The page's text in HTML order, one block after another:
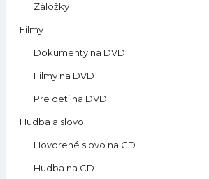
Záložky
Filmy
Dokumenty na DVD
Filmy na DVD
Pre deti na DVD
Hudba a slovo
Hovorené slovo na CD
Hudba na CD